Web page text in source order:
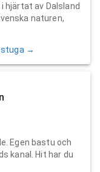
hjärtat av Dalsland
naturen,
stuga →
Egen bastu och
kanal. Hit har du